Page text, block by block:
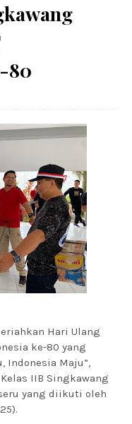
80
Hari Ulang
ke-80 yang
Indonesia Maju”,
IIB Singkawang
yang diikuti oleh